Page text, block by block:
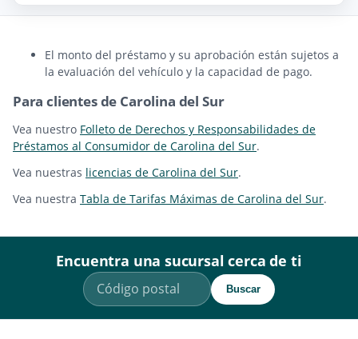
El monto del préstamo y su aprobación están sujetos a
la evaluación del vehículo y la capacidad de pago.
Para clientes de Carolina del Sur
Vea nuestro Folleto de Derechos y Responsabilidades de
Préstamos al Consumidor de Carolina del Sur.
Vea nuestras licencias de Carolina del Sur.
Vea nuestra Tabla de Tarifas Máximas de Carolina del Sur.
Encuentra una sucursal cerca de ti
Buscar